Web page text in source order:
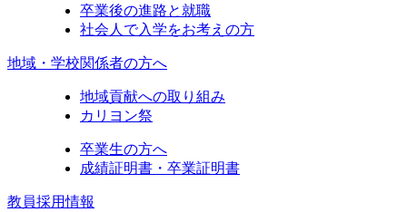
卒業後の進路と就職
社会人で入学をお考えの方
地域・学校関係者の方へ
地域貢献への取り組み
カリヨン祭
卒業生の方へ
成績証明書・卒業証明書
教員採用情報